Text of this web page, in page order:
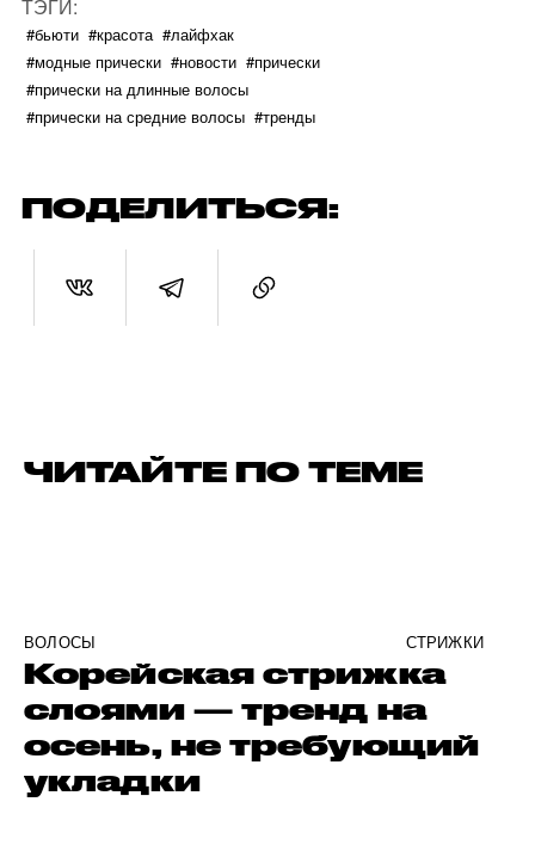
ТЭГИ:
#бьюти #красота #лайфхак
#модные прически #новости #прически
#прически на длинные волосы
#прически на средние волосы #тренды
ПОДЕЛИТЬСЯ:
ЧИТАЙТЕ ПО ТЕМЕ
ВОЛОСЫ СТРИЖКИ
Корейская стрижка
слоями — тренд на
осень, не требующий
укладки